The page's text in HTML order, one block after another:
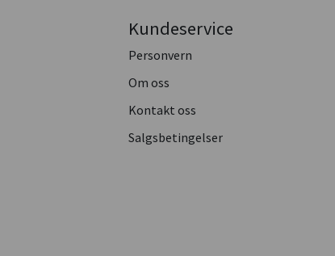
Kundeservice
Personvern
Om oss
Kontakt oss
Salgsbetingelser